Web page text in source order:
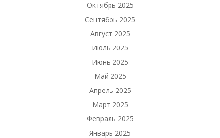
Октябрь 2025
Сентябрь 2025
Август 2025
Июль 2025
Июнь 2025
Май 2025
Апрель 2025
Март 2025
Февраль 2025
Январь 2025